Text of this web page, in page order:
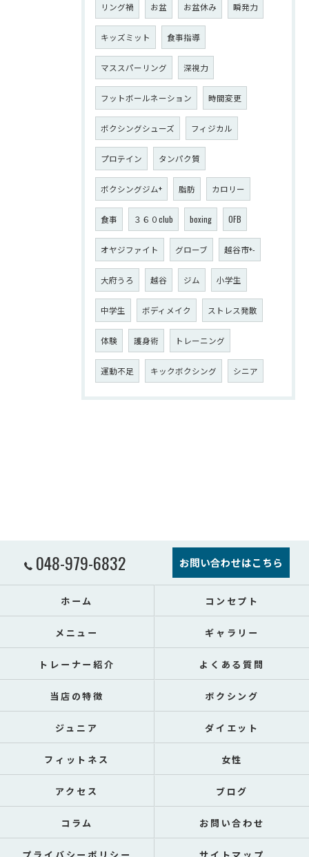
リング禍 お盆 お盆休み 瞬発力
キッズミット 食事指導
マススパーリング 深視力
フットボールネーション 時間変更
ボクシングシューズ フィジカル
プロテイン タンパク質
ボクシングジム+ 脂肪 カロリー
食事 ３６０club boxing OFB
オヤジファイト グローブ 越谷市+-
大府うろ 越谷 ジム 小学生
中学生 ボディメイク ストレス発散
体験 護身術 トレーニング
運動不足 キックボクシング シニア
048-979-6832 お問い合わせはこちら
ホーム コンセプト
メニュー ギャラリー
トレーナー紹介 よくある質問
当店の特徴 ボクシング
ジュニア ダイエット
フィットネス 女性
アクセス ブログ
コラム お問い合わせ
プライバシーポリシー サイトマップ